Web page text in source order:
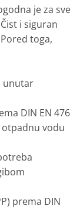
je za sve
i siguran
toga,
unutar
DIN EN 476
otpadnu vodu
prema DIN